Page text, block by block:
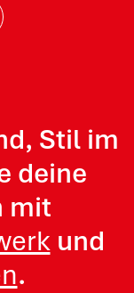
Stil im
deine
mit
und
.